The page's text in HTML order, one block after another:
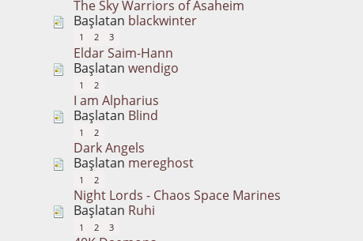
The Sky Warriors of Asaheim
Başlatan blackwinter
1 2 3
Eldar Saim-Hann
Başlatanwendigo
1 2
I am Alpharius
Başlatan Blind
1 2
Dark Angels
Başlatan mereghost
1 2
Night Lords - Chaos Space Marines
Başlatan Ruhi
1 2 3